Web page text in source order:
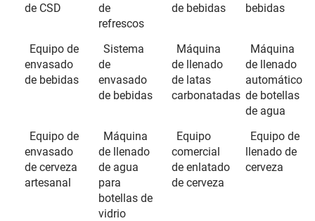
de CSD
de
refrescos
de bebidas
bebidas
Equipo de
envasado
de bebidas
Sistema
de
envasado
de bebidas
Máquina
de llenado
de latas
carbonatadas
Máquina
de llenado
automático
de botellas
de agua
Equipo de
envasado
de cerveza
artesanal
Máquina
de llenado
de agua
para
botellas de
vidrio
Equipo
comercial
de enlatado
de cerveza
Equipo de
llenado de
cerveza